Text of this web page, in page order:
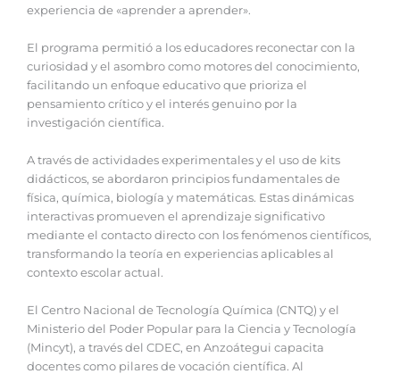
experiencia de «aprender a aprender».
‎El programa permitió a los educadores reconectar con la
curiosidad y el asombro como motores del conocimiento,
facilitando un enfoque educativo que prioriza el
pensamiento crítico y el interés genuino por la
investigación científica.
‎A través de actividades experimentales y el uso de kits
didácticos, se abordaron principios fundamentales de
física, química, biología y matemáticas. Estas dinámicas
interactivas promueven el aprendizaje significativo
mediante el contacto directo con los fenómenos científicos,
transformando la teoría en experiencias aplicables al
contexto escolar actual.
‎El Centro Nacional de Tecnología Química (CNTQ) y el
Ministerio del Poder Popular para la Ciencia y Tecnología
(Mincyt), a través del CDEC, en Anzoátegui capacita
docentes como pilares de vocación científica. Al